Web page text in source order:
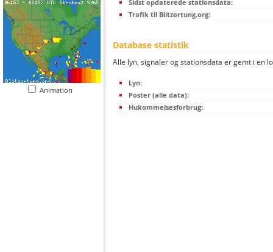
Animation
Sidst opdaterede stationsdata:
Trafik til Blitzortung.org:
Database statistik
Alle lyn, signaler og stationsdata er gemt i en
Lyn:
Poster (alle data):
Hukommelsesforbrug: